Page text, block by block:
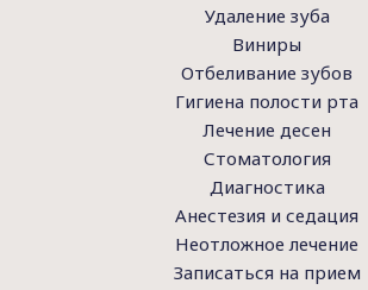
Удаление зуба
Виниры
Отбеливание зубов
Гигиена полости рта
Лечение десен
Стоматология
Диагностика
Анестезия и седация
Неотложное лечение
Записаться на прием